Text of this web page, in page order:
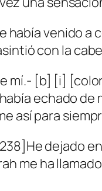
había venido
con la
mí.- [b] [i]
echado
así para
dejado
me ha